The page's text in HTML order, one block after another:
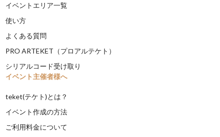
イベントエリア一覧
使い方
よくある質問
PRO ARTEKET（プロアルテケト）
シリアルコード受け取り
イベント主催者様へ
teket(テケト)とは？
イベント作成の方法
ご利用料金について